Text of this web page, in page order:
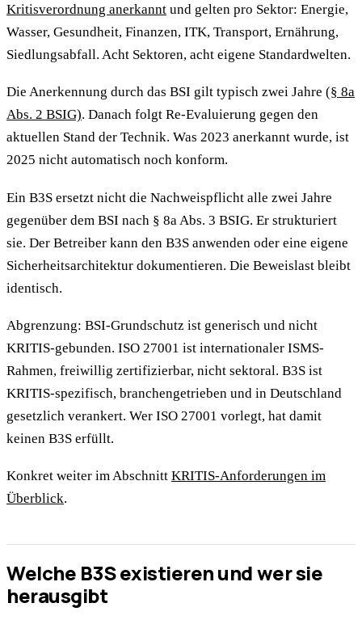
Kritisverordnung anerkannt und gelten pro Sektor: Energie,
Wasser, Gesundheit, Finanzen, ITK, Transport, Ernährung,
Siedlungsabfall. Acht Sektoren, acht eigene Standardwelten.
Die Anerkennung durch das BSI gilt typisch zwei Jahre (§ 8a
Abs. 2 BSIG). Danach folgt Re-Evaluierung gegen den
aktuellen Stand der Technik. Was 2023 anerkannt wurde, ist
2025 nicht automatisch noch konform.
Ein B3S ersetzt nicht die Nachweispflicht alle zwei Jahre
gegenüber dem BSI nach § 8a Abs. 3 BSIG. Er strukturiert
sie. Der Betreiber kann den B3S anwenden oder eine eigene
Sicherheitsarchitektur dokumentieren. Die Beweislast bleibt
identisch.
Abgrenzung: BSI-Grundschutz ist generisch und nicht
KRITIS-gebunden. ISO 27001 ist internationaler ISMS-
Rahmen, freiwillig zertifizierbar, nicht sektoral. B3S ist
KRITIS-spezifisch, branchengetrieben und in Deutschland
gesetzlich verankert. Wer ISO 27001 vorlegt, hat damit
keinen B3S erfüllt.
Konkret weiter im Abschnitt KRITIS-Anforderungen im
Überblick.
Welche B3S existieren und wer sie
herausgibt